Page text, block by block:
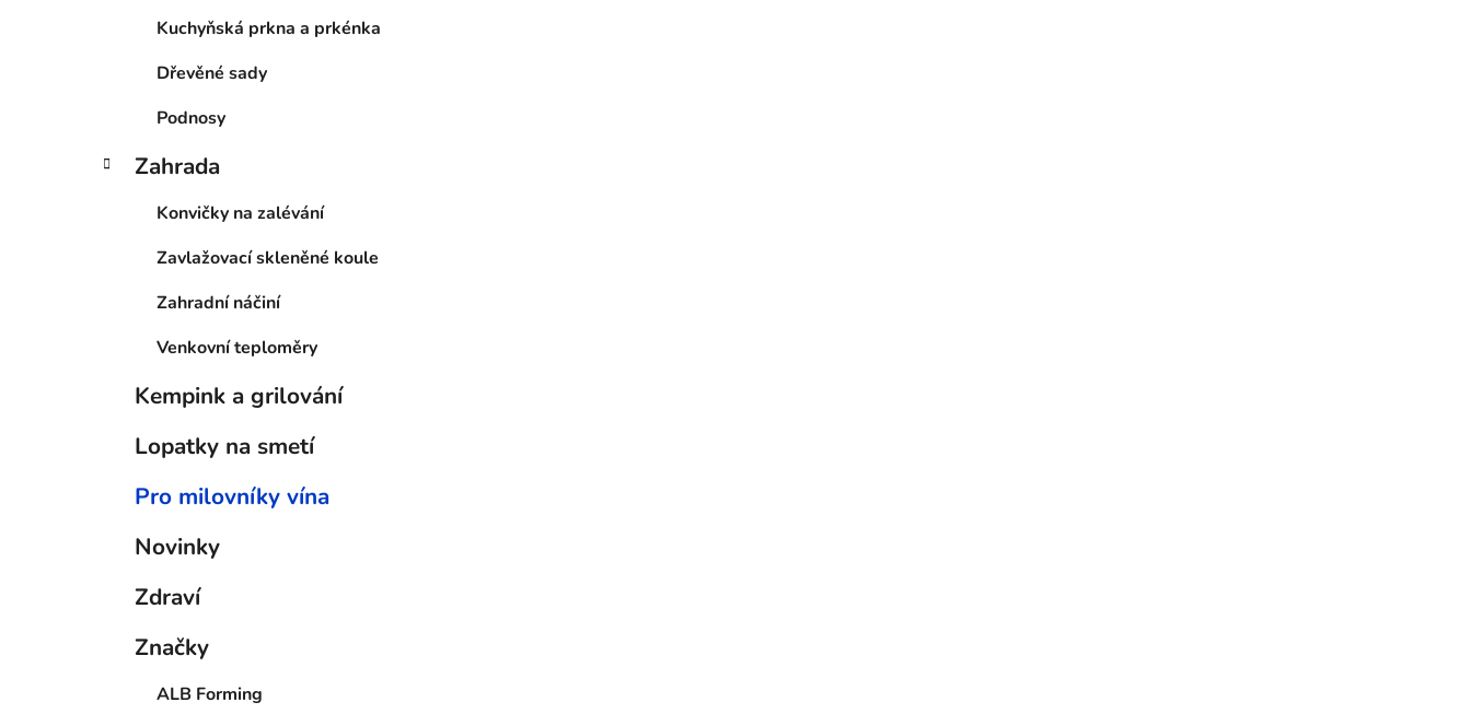
Kuchyňská prkna a prkénka
Dřevěné sady
Podnosy
Zahrada
Konvičky na zalévání
Zavlažovací skleněné koule
Zahradní náčiní
Venkovní teploměry
Kempink a grilování
Lopatky na smetí
Pro milovníky vína
Novinky
Zdraví
Značky
ALB Forming